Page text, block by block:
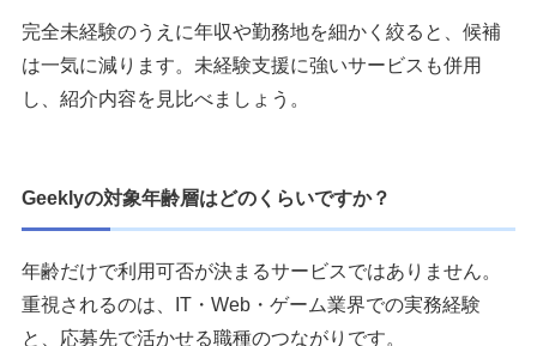
完全未経験のうえに年収や勤務地を細かく絞ると、候補
は一気に減ります。未経験支援に強いサービスも併用
し、紹介内容を見比べましょう。
Geeklyの対象年齢層はどのくらいですか？
年齢だけで利用可否が決まるサービスではありません。
重視されるのは、IT・Web・ゲーム業界での実務経験
と、応募先で活かせる職種のつながりです。